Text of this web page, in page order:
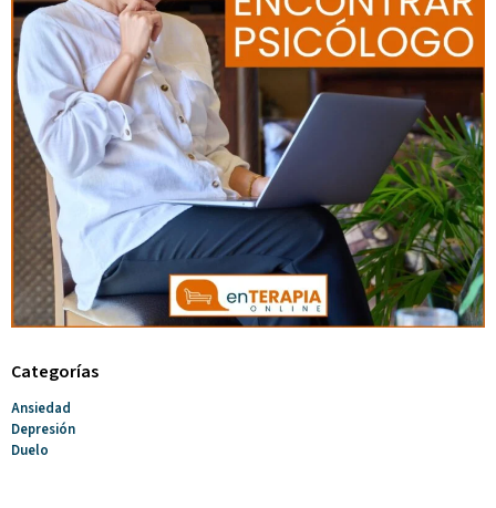
Categorías
Ansiedad
Depresión
Duelo